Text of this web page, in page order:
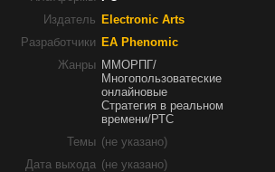
Издатель
Electronic Arts
Разработчики
EA Phenomic
Жанры ММОРПГ/
Многопользоватеские
онлайновые
Стратегия в реальном
времени/РТС
Темы (не указано)
Дата выхода (не указано)